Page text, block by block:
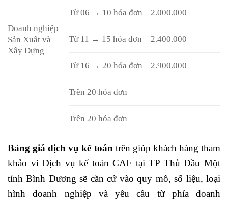
Doanh nghiệp
Sản Xuất và
Xây Dựng
Từ 06 → 10 hóa đơn 2.000.000
Từ 11 → 15 hóa đơn 2.400.000
Từ 16 → 20 hóa đơn 2.900.000
Trên 20 hóa đơn
Trên 20 hóa đơn
Bảng giá dịch vụ kế toántrên giúp khách hàng tham
khảo vì Dịch vụ kế toán CAF tại TP Thủ Dầu Một
tỉnh Bình Dương sẽ căn cứ vào quy mô, số liệu, loại
hình doanh nghiệp và yêu cầu từ phía doanh